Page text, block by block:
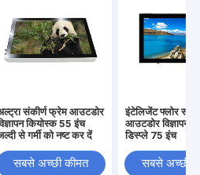
संकीर्ण फ्रेम आउटडोर
कियोस्क 55 इंच
से गर्मी को नष्ट कर दें
सबसे अच्छी कीमत
इंटेलिजेंट फ्लोर
आउटडोर विज्ञापन
डिस्प्ले 75 इंच
सबसे अच्छी